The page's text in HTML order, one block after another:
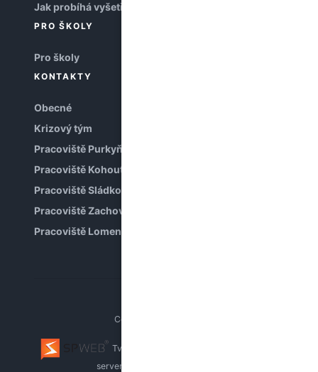
Jak probíhá vyšetření
PRO ŠKOLY
Pro školy
KONTAKTY
Obecné
Krizový tým
Pracoviště Purkyňova
Pracoviště Kohoutova
Pracoviště Sládkova
Pracoviště Zachova
Pracoviště Lomená
Copyright © PPP Brno
Tvorba webu Brno
serverů